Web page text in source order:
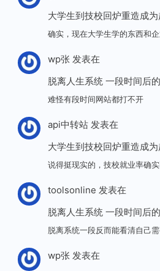
大学生到技校回炉重造成
确实，现在大学生学的东西和
wp张发表在
脱离人生系统 一段时间后
难怪有段时间网站都打不开
api中转站发表在
大学生到技校回炉重造成
说得挺现实的，技校就业率确
toolsonline 发表在
脱离人生系统 一段时间后
脱离系统一段反而能看清自己
wp张发表在